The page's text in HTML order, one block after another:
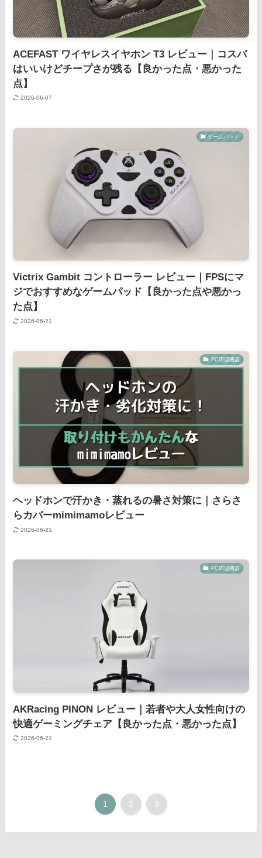
ACEFAST ワイヤレスイヤホン T3 レビュー｜コスパ
はいいけどチープさが残る【良かった点・悪かった
点】
2026-06-07
ゲームパッド
Victrix Gambit コントローラー レビュー｜FPSにマ
ジでおすすめなゲームパッド【良かった点や悪かっ
た点】
2026-06-21
PC周辺機器
ヘッドホンで汗かき・蒸れるの暑さ対策に｜さらさ
らカバーmimimamoレビュー
2026-06-21
PC周辺機器
AKRacing PINON レビュー｜若者や大人女性向けの
快適ゲーミングチェア【良かった点・悪かった点】
2026-06-21
1 2 3